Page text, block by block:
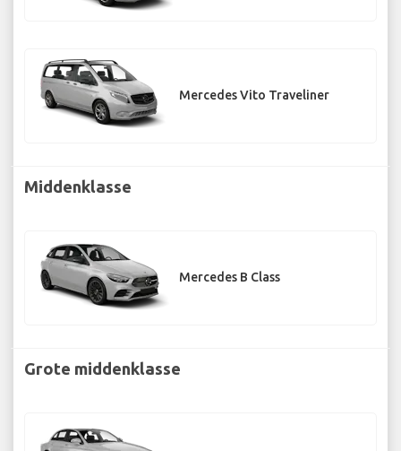
Mercedes Vito Traveliner
Middenklasse
Mercedes B Class
Grote middenklasse